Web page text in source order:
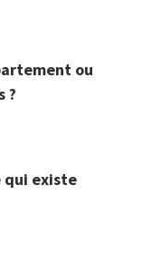
ou
?
qui existe